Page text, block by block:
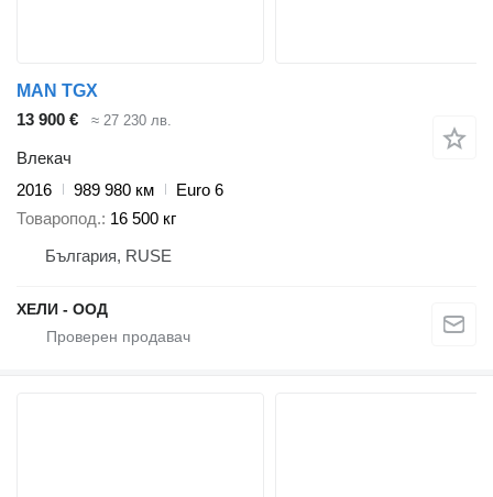
MAN TGX
13 900 €
≈ 27 230 лв.
Влекач
2016
989 980 км
Euro 6
Товаропод. 16 500 кг
България, RUSE
ХЕЛИ - ООД